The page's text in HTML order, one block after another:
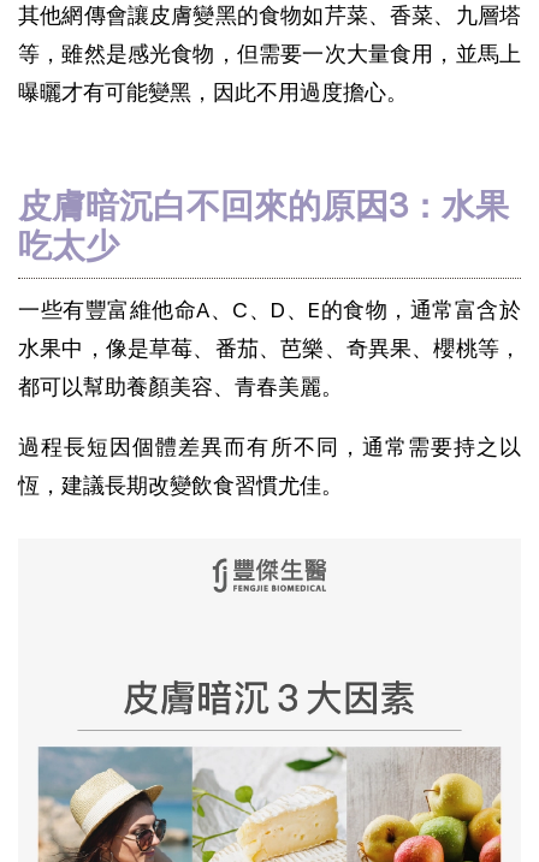
其他網傳會讓皮膚變黑的食物如芹菜、香菜、九層塔
等，雖然是感光食物，但需要一次大量食用，並馬上
曝曬才有可能變黑，因此不用過度擔心。
皮膚暗沉白不回來的原因3：水果
吃太少
一些有豐富維他命A、C、D、E的食物，通常富含於
水果中，像是草莓、番茄、芭樂、奇異果、櫻桃等，
都可以幫助養顏美容、青春美麗。
過程長短因個體差異而有所不同，通常需要持之以
恆，建議長期改變飲食習慣尤佳。